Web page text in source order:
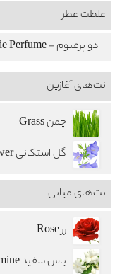
غلظت عطر
ادو پرفیوم - Eau de Perfume
نت‌های آغازین
چمن Grass
گل استکانی Bellflower
نت‌های میانی
رز Rose
یاس سفید Jasmine